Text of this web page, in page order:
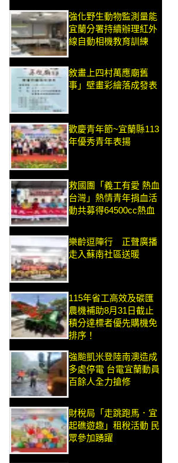
強化野生動物監測量能
宜蘭分署持續辦理紅外
線自動相機教育訓練
敘畫上四村萬應廟舊
事」壁畫彩繪落成發表
歡慶青年節~宜蘭縣113
年優秀青年表揚
救國團「義工有愛 熱血
台灣」熱情青年捐血活
動共募得64500cc熱血
樂齡逗陣行 正聲廣播
走入蘇南社區送暖
115年省工高效及碳匯
農機補助8月31日截止
積分達標者優先購機免
排序！
強颱凱米登陸南澳造成
多處停電 台電宜蘭動員
百餘人全力搶修
財稅局「走跳跑馬．宜
起礁遊趣」租稅活動 民
眾參加踴躍